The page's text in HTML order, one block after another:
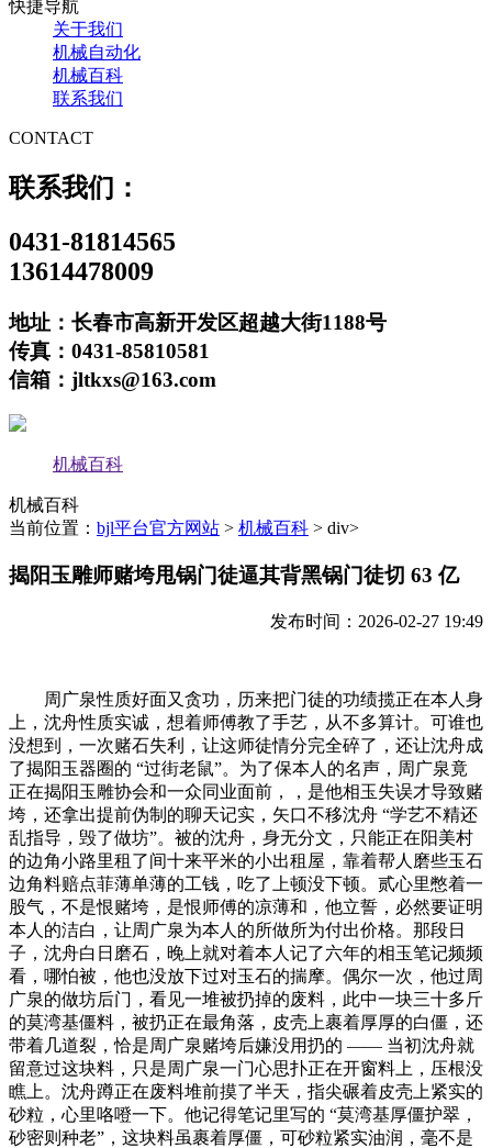
快捷导航
关于我们
机械自动化
机械百科
联系我们
CONTACT
联系我们：
0431-81814565
13614478009
地址：长春市高新开发区超越大街1188号
传真：0431-85810581
信箱：jltkxs@163.com
机械百科
机械百科
当前位置： bjl平台官方网站 > 机械百科 > div>
揭阳玉雕师赌垮甩锅门徒逼其背黑锅门徒切 63 亿
发布时间：2026-02-27 19:49
周广泉性质好面又贪功，历来把门徒的功绩揽正在本人身
上，沈舟性质实诚，想着师傅教了手艺，从不多算计。可谁也
没想到，一次赌石失利，让这师徒情分完全碎了，还让沈舟成
了揭阳玉器圈的 “过街老鼠”。为了保本人的名声，周广泉竟
正在揭阳玉雕协会和一众同业面前，，是他相玉失误才导致赌
垮，还拿出提前伪制的聊天记实，矢口不移沈舟 “学艺不精还
乱指导，毁了做坊”。被的沈舟，身无分文，只能正在阳美村
的边角小路里租了间十来平米的小出租屋，靠着帮人磨些玉石
边角料赔点菲薄单薄的工钱，吃了上顿没下顿。贰心里憋着一
股气，不是恨赌垮，是恨师傅的凉薄和，他立誓，必然要证明
本人的洁白，让周广泉为本人的所做所为付出价格。那段日
子，沈舟白日磨石，晚上就对着本人记了六年的相玉笔记频频
看，哪怕被，他也没放下过对玉石的揣摩。偶尔一次，他过周
广泉的做坊后门，看见一堆被扔掉的废料，此中一块三十多斤
的莫湾基僵料，被扔正在最角落，皮壳上裹着厚厚的白僵，还
带着几道裂，恰是周广泉赌垮后嫌没用扔的 —— 当初沈舟就
留意过这块料，只是周广泉一门心思扑正在开窗料上，压根没
瞧上。沈舟蹲正在废料堆前摸了半天，指尖碾着皮壳上紧实的
砂粒，心里咯噔一下。他记得笔记里写的 “莫湾基厚僵护翠，
砂密则种老”，这块料虽裹着厚僵，可砂粒紧实油润，毫不是